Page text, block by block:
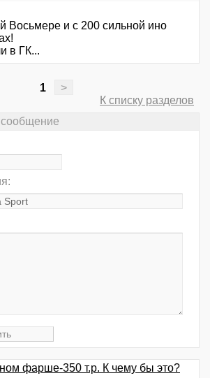
Восьмере и с 200 сильной ино
в ГК...
1
>
К списку разделов
фарше-350 т.р. К чему бы это?